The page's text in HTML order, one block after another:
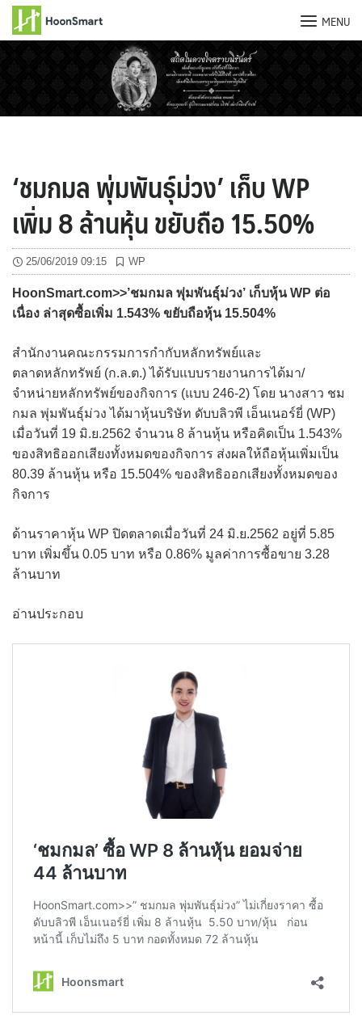
MENU
‘ชมกมล พุ่มพันธุ์ม่วง’ เก็บ WP
เพิ่ม 8 ล้านหุ้น ขยับถือ 15.50%
25/06/2019 09:15 WP
HoonSmart.com>>’ชมกมล พุ่มพันธุ์ม่วง’ เก็บหุ้น WP ต่อ
เนื่อง ล่าสุดซื้อเพิ่ม 1.543% ขยับถือหุ้น 15.504%
สำนักงานคณะกรรมการกำกับหลักทรัพย์และ
ตลาดหลักทรัพย์ (ก.ล.ต.) ได้รับแบบรายงานการได้มา/
จำหน่ายหลักทรัพย์ของกิจการ (แบบ 246-2) โดย นางสาว ชม
กมล พุ่มพันธุ์ม่วง ได้มาหุ้นบริษัท ดับบลิวพี เอ็นเนอร์ยี่ (WP)
เมื่อวันที่ 19 มิ.ย.2562 จำนวน 8 ล้านหุ้น หรือคิดเป็น 1.543%
ของสิทธิออกเสียงทั้งหมดของกิจการ ส่งผลให้ถือหุ้นเพิ่มเป็น
80.39 ล้านหุ้น หรือ 15.504% ของสิทธิออกเสียงทั้งหมดของ
กิจการ
ด้านราคาหุ้น WP ปิดตลาดเมื่อวันที่ 24 มิ.ย.2562 อยู่ที่ 5.85
บาท เพิ่มขึ้น 0.05 บาท หรือ 0.86% มูลค่าการซื้อขาย 3.28
ล้านบาท
อ่านประกอบ